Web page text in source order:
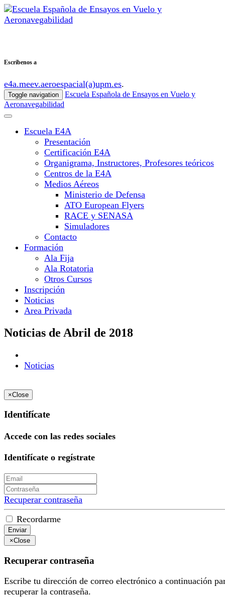
Escribenos a
e4a.meev.aeroespacial(a)upm.es.
Toggle navigation
Escuela Española de Ensayos en Vuelo y
Aeronavegabilidad
Escuela E4A
Presentación
Certificación E4A
Organigrama, Instructores, Profesores teóricos
Centros de la E4A
Medios Aéreos
Ministerio de Defensa
ATO European Flyers
RACE y SENASA
Simuladores
Contacto
Formación
Ala Fija
Ala Rotatoria
Otros Cursos
Inscripción
Noticias
Area Privada
Noticias de Abril de 2018
Noticias
×Close
Identifícate
Accede con las redes sociales
Identifícate o regístrate
Recuperar contraseña
Recordarme
Enviar
×Close
Recuperar contraseña
Escribe tu dirección de correo electrónico a continuación
recuperar la contraseña.